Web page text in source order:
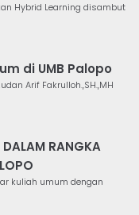
Hybrid Learning disambut
di UMB Palopo
Arif Fakrulloh.,SH.,MH
DALAM RANGKA
kuliah umum dengan